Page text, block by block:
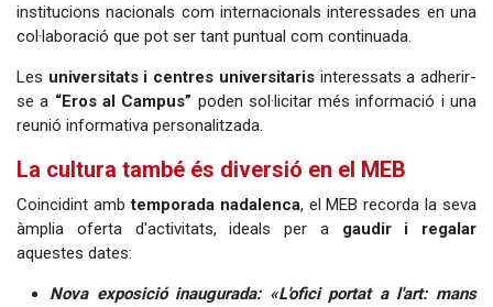
institucions nacionals com internacionals interessades en una
col·laboració que pot ser tant puntual com continuada.
Les universitats i centres universitarisinteressats a adherir-
se a “Eros al Campus” poden sol·licitar més informació i una
reunió informativa personalitzada.
La cultura també és diversió en el MEB
Coincidint ambtemporada nadalenca, el MEB recorda la seva
àmplia oferta d'activitats, ideals per a gaudir i regalar
aquestes dates:
Nova exposició inaugurada: «L'ofici portat a l'art: mans